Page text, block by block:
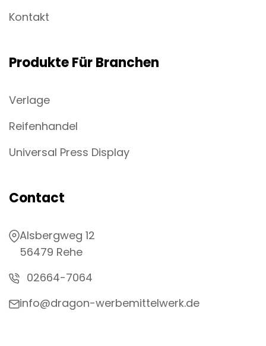
Kontakt
Produkte Für Branchen
Verlage
Reifenhandel
Universal Press Display
Contact
Alsbergweg 12
56479 Rehe
02664-7064
info@dragon-werbemittelwerk.de